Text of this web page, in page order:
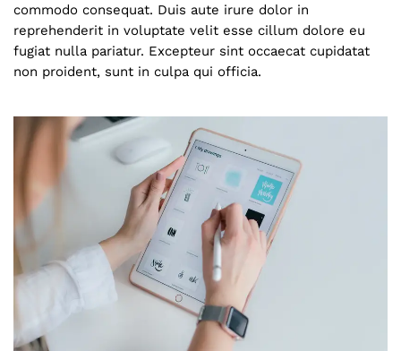
commodo consequat. Duis aute irure dolor in
reprehenderit in voluptate velit esse cillum dolore eu
fugiat nulla pariatur. Excepteur sint occaecat cupidatat
non proident, sunt in culpa qui officia.